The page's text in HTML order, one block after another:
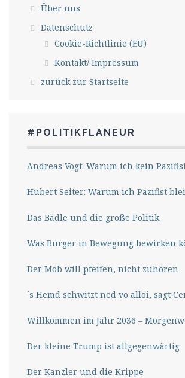
Über uns
Datenschutz
Cookie-Richtlinie (EU)
Kontakt/ Impressum
zurück zur Startseite
#POLITIKFLANEUR
Andreas Vogt: Warum ich kein
Hubert Seiter: Warum ich Pazifist
Das Bädle und die große Politik
Was Bürger in Bewegung bewirken
Der Mob will pfeifen, nicht zuhören
´s Hemd schwitzt ned vo alloi, sagt
Willkommen im Jahr 2036 –
Der kleine Trump ist allgegenwärtig
Der Kanzler und die Krippe